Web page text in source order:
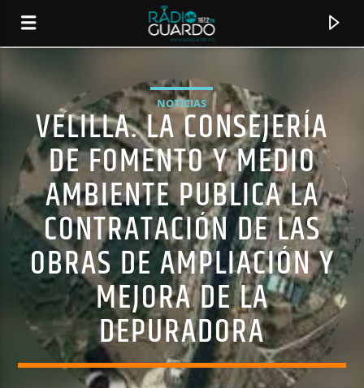
CANCIÓN ACTUAL
TÍTULO
ARTISTA
NOTICIAS
VELILLA. LA CONSEJERÍA
DE FOMENTO Y MEDIO
AMBIENTE PUBLICA LA
CONTRATACIÓN DE LAS
OBRAS DE AMPLIACIÓN Y
MEJORA DE LA
DEPURADORA